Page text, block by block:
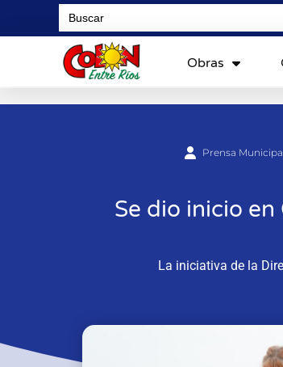
Search
for:
Obras
Prensa
Se dio inicio
La iniciativa de la